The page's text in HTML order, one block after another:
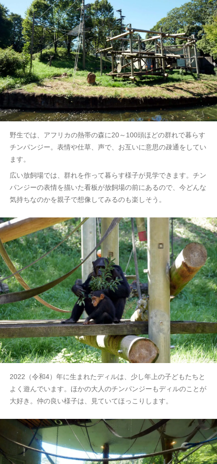
野生では、アフリカの熱帯の森に20～100頭ほどの群れで暮らす
チンパンジー。表情や仕草、声で、お互いに意思の疎通をしてい
ます。
広い放飼場では、群れを作って暮らす様子が見学できます。チン
パンジーの表情を描いた看板が放飼場の前にあるので、今どんな
気持ちなのかを親子で想像してみるのも楽しそう。
2022（令和4）年に生まれたディルは、少し年上の子どもたちと
よく遊んでいます。ほかの大人のチンパンジーもディルのことが
大好き。仲の良い様子は、見ていてほっこりします。